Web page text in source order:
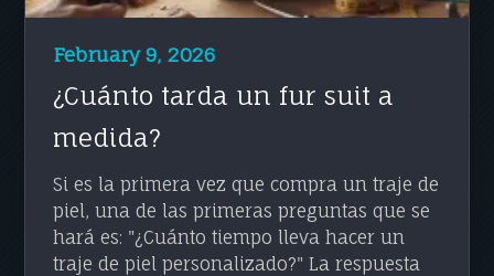
February 9, 2026
¿Cuánto tarda un fur suit a
medida?
Si es la primera vez que compra un traje de
piel, una de las primeras preguntas que se
hará es: "¿Cuánto tiempo lleva hacer un
traje de piel personalizado?" La respuesta